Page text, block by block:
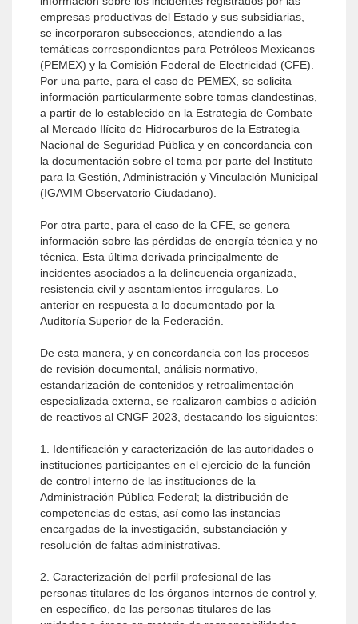
empresas productivas del Estado y sus subsidiarias,
se incorporaron subsecciones, atendiendo a las
temáticas correspondientes para Petróleos Mexicanos
(PEMEX) y la Comisión Federal de Electricidad (CFE).
Por una parte, para el caso de PEMEX, se solicita
información particularmente sobre tomas clandestinas,
a partir de lo establecido en la Estrategia de Combate
al Mercado Ilícito de Hidrocarburos de la Estrategia
Nacional de Seguridad Pública y en concordancia con
la documentación sobre el tema por parte del Instituto
para la Gestión, Administración y Vinculación Municipal
(IGAVIM Observatorio Ciudadano).
Por otra parte, para el caso de la CFE, se genera
información sobre las pérdidas de energía técnica y no
técnica. Esta última derivada principalmente de
incidentes asociados a la delincuencia organizada,
resistencia civil y asentamientos irregulares. Lo
anterior en respuesta a lo documentado por la
Auditoría Superior de la Federación.
De esta manera, y en concordancia con los procesos
de revisión documental, análisis normativo,
estandarización de contenidos y retroalimentación
especializada externa, se realizaron cambios o adición
de reactivos al CNGF 2023, destacando los siguientes:
1. Identificación y caracterización de las autoridades o
instituciones participantes en el ejercicio de la función
de control interno de las instituciones de la
Administración Pública Federal; la distribución de
competencias de estas, así como las instancias
encargadas de la investigación, substanciación y
resolución de faltas administrativas.
2. Caracterización del perfil profesional de las
personas titulares de los órganos internos de control y,
en específico, de las personas titulares de las